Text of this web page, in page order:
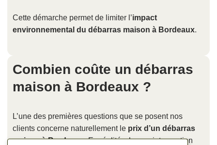
Cette démarche permet de limiter l’impact
environnemental du débarras maison à Bordeaux.
Combien coûte un débarras
maison à Bordeaux ?
L’une des premières questions que se posent nos
clients concerne naturellement le prix d’un débarras
maison à Bordeaux. En réalité, chaque intervention